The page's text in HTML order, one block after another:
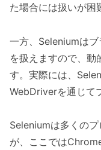
た場合には扱いが困
一方、Seleniumは
を扱えますので、動
す。実際には、
WebDriverを通じて
Seleniumは多くの
が、ここでは